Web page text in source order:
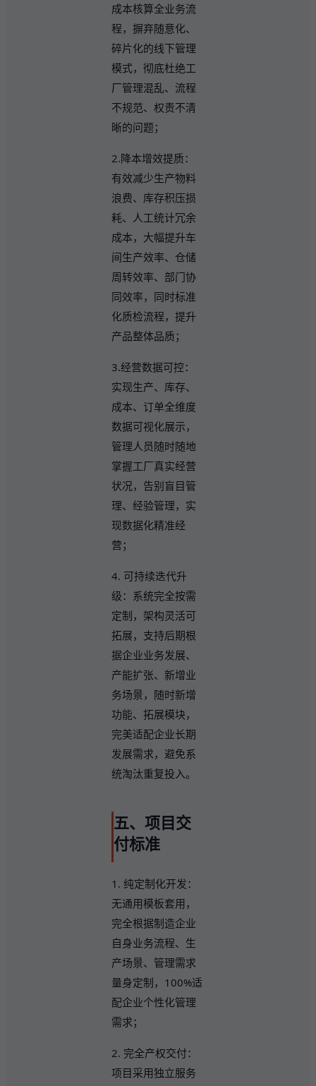
成本核算全业务流
程，摒弃随意化、
碎片化的线下管理
模式，彻底杜绝工
厂管理混乱、流程
不规范、权责不清
晰的问题；
2.降本增效提质：
有效减少生产物料
浪费、库存积压损
耗、人工统计冗余
成本，大幅提升车
间生产效率、仓储
周转效率、部门协
同效率，同时标准
化质检流程，提升
产品整体品质；
3.经营数据可控：
实现生产、库存、
成本、订单全维度
数据可视化展示，
管理人员随时随地
掌握工厂真实经营
状况，告别盲目管
理、经验管理，实
现数据化精准经
营；
4. 可持续迭代升
级：系统完全按需
定制，架构灵活可
拓展，支持后期根
据企业业务发展、
产能扩张、新增业
务场景，随时新增
功能、拓展模块，
完美适配企业长期
发展需求，避免系
统淘汰重复投入。
五、项目交
付标准
1. 纯定制化开发：
无通用模板套用，
完全根据制造企业
自身业务流程、生
产场景、管理需求
量身定制，100%适
配企业个性化管理
需求；
2. 完全产权交付：
项目采用独立服务